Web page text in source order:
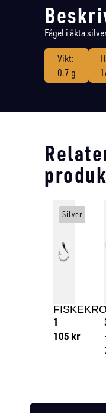
Fågel i äkta
Vikt:
0.7 g
1
105 kr
Silver